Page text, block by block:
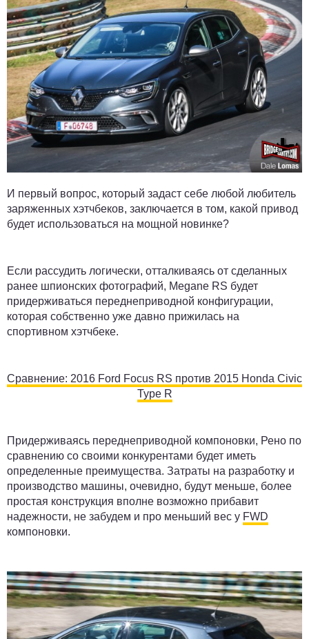
И первый вопрос, который задаст себе любой любитель
заряженных хэтчбеков, заключается в том, какой привод
будет использоваться на мощной новинке?
Если рассудить логически, отталкиваясь от сделанных
ранее шпионских фотографий, Megane RS будет
придерживаться переднеприводной конфигурации,
которая собственно уже давно прижилась на
спортивном хэтчбеке.
Сравнение: 2016 Ford Focus RS против 2015 Honda Civic
Type R
Придерживаясь переднеприводной компоновки, Рено по
сравнению со своими конкурентами будет иметь
определенные преимущества. Затраты на разработку и
производство машины, очевидно, будут меньше, более
простая конструкция вполне возможно прибавит
надежности, не забудем и про меньший вес у FWD
компоновки.